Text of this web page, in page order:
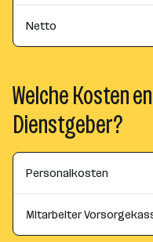
Netto
Welche Kosten
Dienstgeber?
Personalkosten
Mitarbeiter